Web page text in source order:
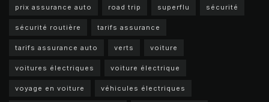
prix assurance auto road trip superflu sécurité
sécurité routière tarifs assurance
tarifs assurance auto verts voiture
voitures électriques voiture électrique
voyage en voiture véhicules électriques